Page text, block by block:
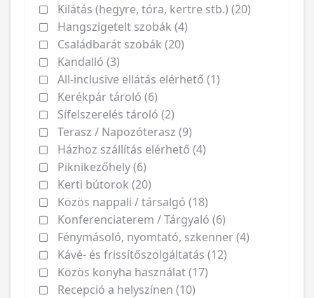
Kilátás (hegyre, tóra, kertre stb.) (20)
Hangszigetelt szobák (4)
Családbarát szobák (20)
Kandalló (3)
All-inclusive ellátás elérhető (1)
Kerékpár tároló (6)
Sífelszerelés tároló (2)
Terasz / Napozóterasz (9)
Házhoz szállítás elérhető (4)
Piknikezőhely (6)
Kerti bútorok (20)
Közös nappali / társalgó (18)
Konferenciaterem / Tárgyaló (6)
Fénymásoló, nyomtató, szkenner (4)
Kávé- és frissítőszolgáltatás (12)
Közös konyha használat (17)
Recepció a helyszínen (10)